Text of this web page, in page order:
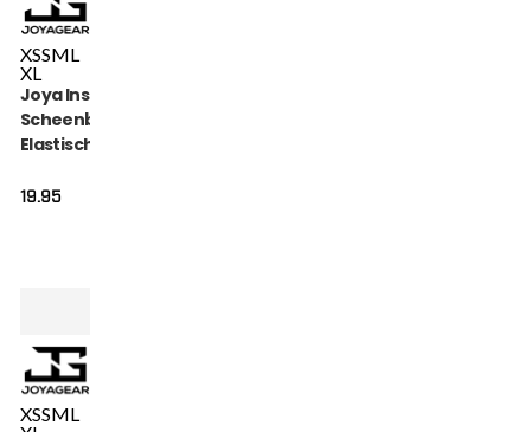
XSSML
XL
Joya Inschuif
Scheenbeschermer
Elastisch Katoen
19.95
XSSML